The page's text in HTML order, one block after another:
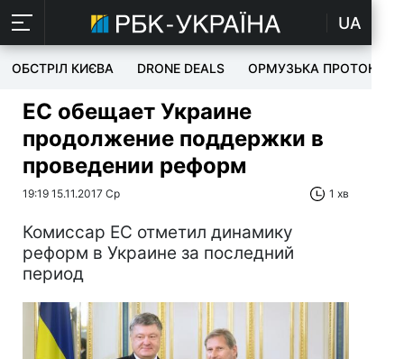
UA
ОБСТРІЛ КИЄВА DRONE DEALS ОРМУЗЬКА ПРОТОКА
ЕС обещает Украине
продолжение поддержки в
проведении реформ
19:19 15.11.2017 Ср 1 хв
Комиссар ЕС отметил динамику
реформ в Украине за последний
период